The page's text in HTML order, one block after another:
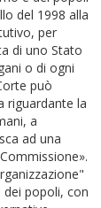
del 1998 alla
per
di uno Stato
o di ogni
può
riguardante la
a
ad una
popoli, con